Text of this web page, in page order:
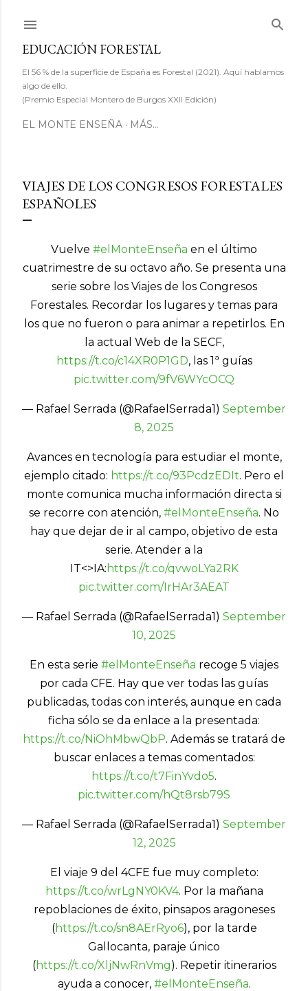
EDUCACIÓN FORESTAL
El 56 % de la superficie de España es Forestal (2021). Aquí hablamos
algo de ello.
(Premio Especial Montero de Burgos XXII Edición)
EL MONTE ENSEÑA MÁS…
VIAJES DE LOS CONGRESOS FORESTALES
ESPAÑOLES
Vuelve #elMonteEnseña en el último
cuatrimestre de su octavo año. Se presenta una
serie sobre los Viajes de los Congresos
Forestales. Recordar los lugares y temas para
los que no fueron o para animar a repetirlos. En
la actual Web de la SECF,
https://t.co/c14XR0P1GD, las 1ª guías
pic.twitter.com/9fV6WYcOCQ
— Rafael Serrada (@RafaelSerrada1) September
8, 2025
Avances en tecnología para estudiar el monte,
ejemplo citado: https://t.co/93PcdzEDIt. Pero el
monte comunica mucha información directa si
se recorre con atención, #elMonteEnseña. No
hay que dejar de ir al campo, objetivo de esta
serie. Atender a la
IT<>IA: https://t.co/qvwoLYa2RK
pic.twitter.com/IrHAr3AEAT
— Rafael Serrada (@RafaelSerrada1) September
10, 2025
En esta serie #elMonteEnseña recoge 5 viajes
por cada CFE. Hay que ver todas las guías
publicadas, todas con interés, aunque en cada
ficha sólo se da enlace a la presentada:
https://t.co/NiOhMbwQbP. Además se tratará de
buscar enlaces a temas comentados:
https://t.co/t7FinYvdo5.
pic.twitter.com/hQt8rsb79S
— Rafael Serrada (@RafaelSerrada1) September
12, 2025
El viaje 9 del 4CFE fue muy completo:
https://t.co/wrLgNY0KV4. Por la mañana
repoblaciones de éxito, pinsapos aragoneses
(https://t.co/sn8AErRyo6), por la tarde
Gallocanta, paraje único
(https://t.co/XljNwRnVmg). Repetir itinerarios
ayuda a conocer, #elMonteEnseña.